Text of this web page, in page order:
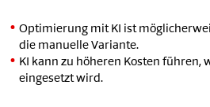
Optimierung mit KI ist
die manuelle Variante.
KI kann zu höheren Kosten führen,
eingesetzt wird.